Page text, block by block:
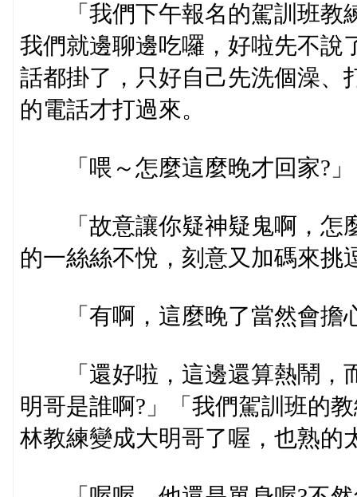
「我們下午報名的駕訓班教
我們就邊聊邊吃囉，好啦先不說
話都掛了，只好自己先洗個澡、
的電話才打過來。
「喂～怎麼這麼晚才回家?」
「故意讓你疑神疑鬼啊，怎
的一絲絲不悅，刻意又加碼來挑
「有啊，這麼晚了當然會擔
「還好啦，這邊還算熱鬧，
明哥是誰啊?」「我們駕訓班的
林教練變成大明哥了喔，也熟的